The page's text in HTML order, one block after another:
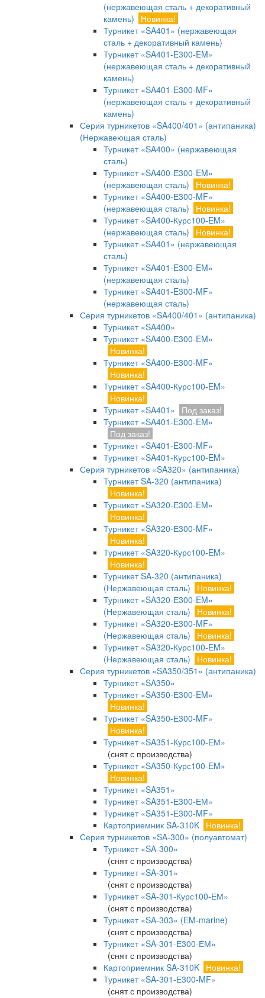
(нержавеющая сталь + декоративный
камень)
Новинка!
Турникет «SA401» (нержавеющая
сталь + декоративный камень)
Турникет «SA401-E300-EM»
(нержавеющая сталь + декоративный
камень)
Турникет «SA401-E300-MF»
(нержавеющая сталь + декоративный
камень)
Серия турникетов «SA400/401» (антипаника)
(Нержавеющая сталь)
Турникет «SA400» (нержавеющая
сталь)
Турникет «SA400-Е300-EM»
(нержавеющая сталь)
Новинка!
Турникет «SA400-Е300-MF»
(нержавеющая сталь)
Новинка!
Турникет «SA400-Курс100-EM»
(нержавеющая сталь)
Новинка!
Турникет «SA401» (нержавеющая
сталь)
Турникет «SA401-E300-EM»
(нержавеющая сталь)
Турникет «SA401-E300-MF»
(нержавеющая сталь)
Серия турникетов «SA400/401» (антипаника)
Турникет «SA400»
Турникет «SA400-Е300-EM»
Новинка!
Турникет «SA400-Е300-MF»
Новинка!
Турникет «SA400-Курс100-EM»
Новинка!
Турникет «SA401»
Под заказ!
Турникет «SA401-E300-EM»
Под заказ!
Турникет «SA401-E300-MF»
Турникет «SA401-Курс100-EM»
Серия турникетов «SA320» (антипаника)
Турникет SA-320 (антипаника)
Новинка!
Турникет «SA320-Е300-EM»
Новинка!
Турникет «SA320-Е300-MF»
Новинка!
Турникет «SA320-Курс100-EM»
Новинка!
Турникет SA-320 (антипаника)
(Нержавеющая сталь)
Новинка!
Турникет «SA320-Е300-EM»
(Нержавеющая сталь)
Новинка!
Турникет «SA320-Е300-MF»
(Нержавеющая сталь)
Новинка!
Турникет «SA320-Курс100-EM»
(Нержавеющая сталь)
Новинка!
Серия турникетов «SA350/351» (антипаника)
Турникет «SA350»
Турникет «SA350-Е300-EM»
Новинка!
Турникет «SA350-Е300-MF»
Новинка!
Турникет «SA351-Курс100-ЕМ»
(снят с производства)
Турникет «SA350-Курс100-EM»
Новинка!
Турникет «SA351»
Турникет «SA351-Е300-ЕМ»
Турникет «SA351-Е300-MF»
Картоприемник SA-310K Новинка!
Серия турникетов «SA-300» (полуавтомат)
Турникет «SA-300»
(снят с производства)
Турникет «SA-301»
(снят с производства)
Турникет «SA-301-Курс100-ЕМ»
(снят с производства)
Турникет «SA-303» (EM-marine)
(снят с производства)
Турникет «SA-301-Е300-ЕМ»
(снят с производства)
Картоприемник SA-310K Новинка!
Турникет «SA-301-Е300-MF»
(снят с производства)